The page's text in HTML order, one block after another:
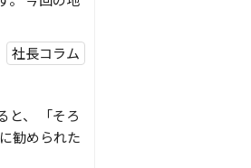
社長コラム
と、 「そろ
勧められた